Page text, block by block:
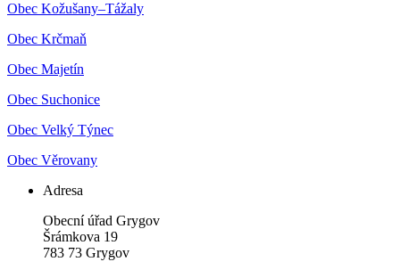
Obec Kožušany–Tážaly
Obec Krčmaň
Obec Majetín
Obec Suchonice
Obec Velký Týnec
Obec Věrovany
Adresa
Obecní úřad Grygov
Šrámkova 19
783 73 Grygov